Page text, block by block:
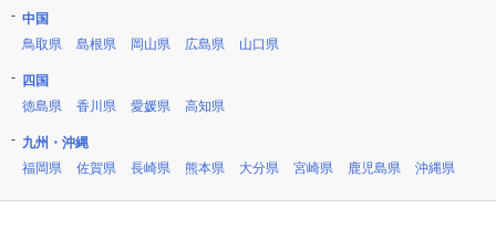
中国
鳥取県
島根県 岡山県 広島県 山口県
四国
徳島県
香川県 愛媛県 高知県
九州・沖縄
福岡県
佐賀県 長崎県 熊本県 大分県 宮崎県 鹿児島県 沖縄県